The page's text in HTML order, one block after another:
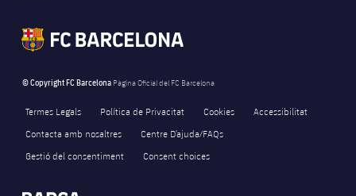
© Copyright FC Barcelona Pàgina Oficial del FC Barcelona
Termes Legals Política de Privacitat Cookies
Accessibilitat
Contacta amb nosaltres
Centre D’ajuda/FAQs
Gestió del consentiment
Consent choices